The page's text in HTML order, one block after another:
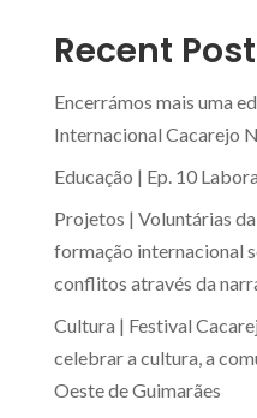
Recent
Encerrámos mais uma
Internacional Cacarejo
Educação | Ep. 10
Projetos | Voluntárias
formação internacional
conflitos através da
Cultura | Festival
celebrar a cultura, a
Oeste de Guimarães